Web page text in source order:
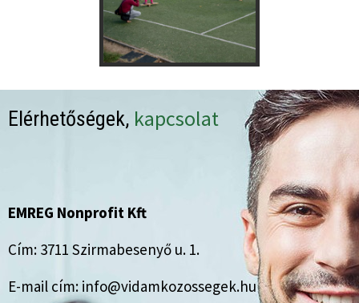
Elérhetőségek, kapcsolat
EMREG Nonprofit Kft
Cím: 3711 Szirmabesenyő u. 1.
E-mail cím: info@vidamkozossegek.hu